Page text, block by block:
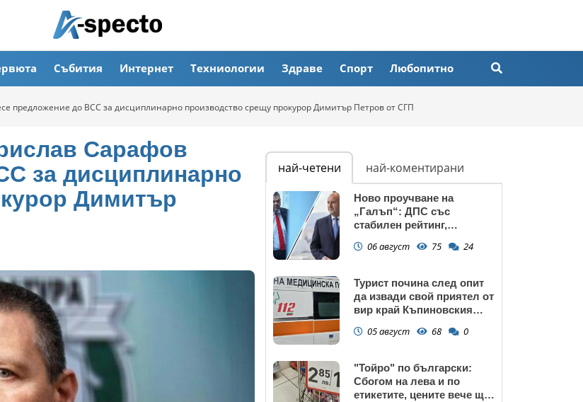
Събития Интернет Техниологии Здраве Спорт Любопитно
предложение до ВСС за дисциплинарно производство срещу прокурор Димитър Петров от СГП
Сарафов
за дисциплинарно
Димитър
най-четени най-коментирани
Ново проучване на
„Галъп“: ДПС със
стабилен рейтинг,
запазва
06 август 75 24
Турист почина след опит
да извади свой приятел от
вир край Къпиновския
05 август 68 0
"Тойро" по български:
Сбогом на лева и по
етикетите, цените вече ще